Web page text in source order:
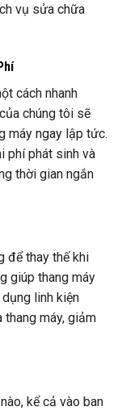
vụ sửa chữa
cách nhanh
chúng tôi sẽ
máy ngay lập tức.
phí phát sinh và
thời gian ngắn
để thay thế khi
giúp thang máy
linh kiện
máy, giảm
kể cả vào ban